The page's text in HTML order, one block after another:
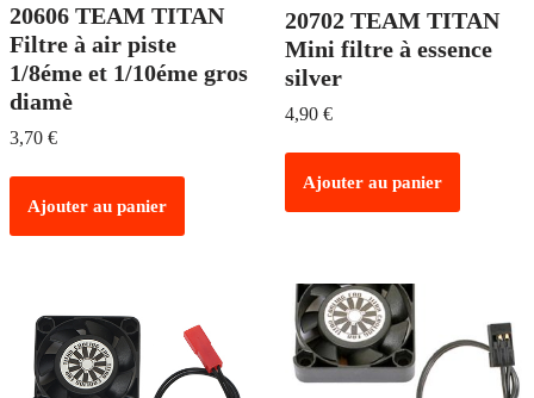
20606 TEAM TITAN
Filtre à air piste
1/8éme et 1/10éme gros
diamè
3,70 €
Ajouter au panier
20702 TEAM TITAN
Mini filtre à essence
silver
4,90 €
Ajouter au panier